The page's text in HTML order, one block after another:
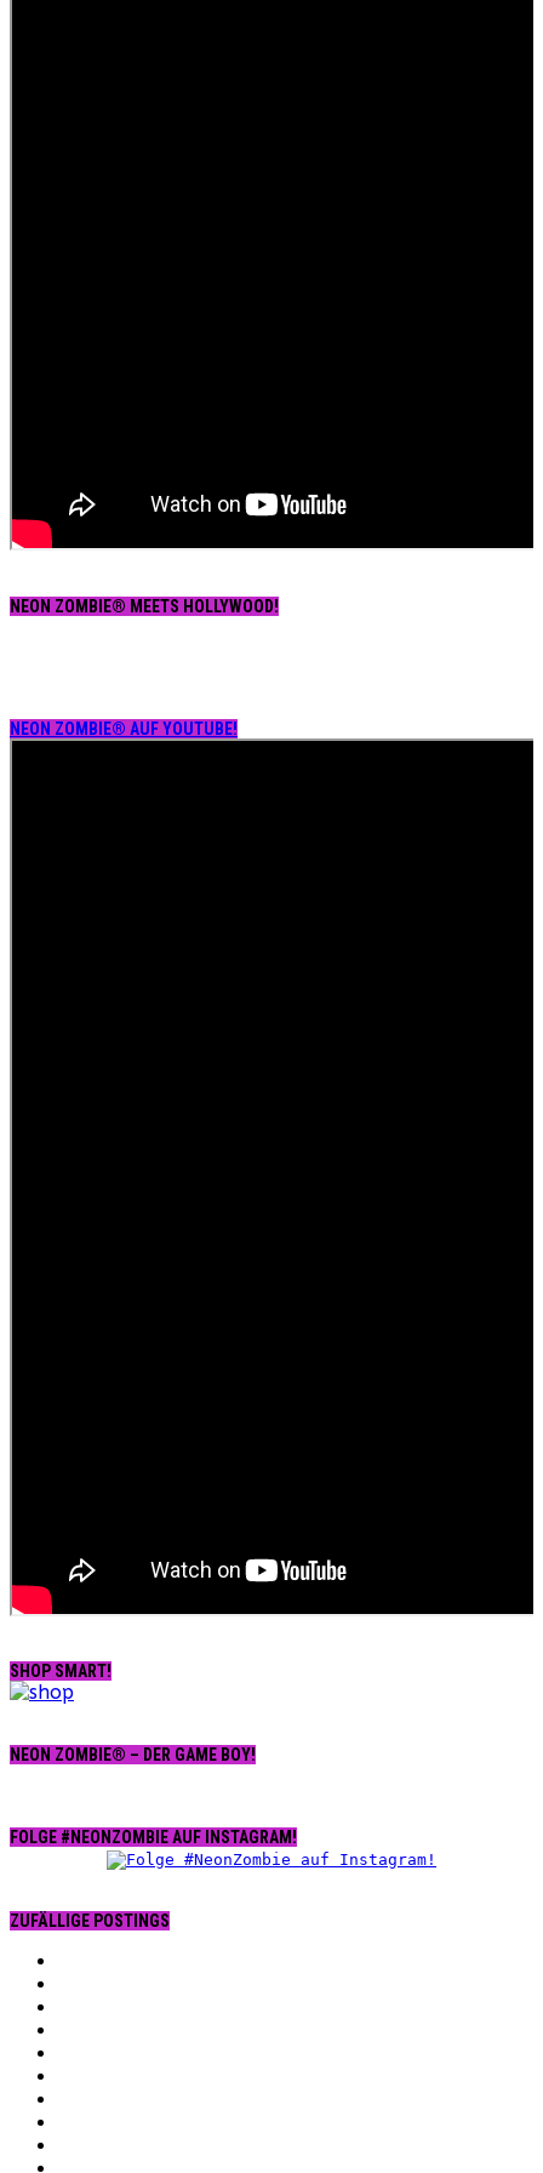
NEON ZOMBIE® MEETS HOLLYWOOD!
NEON ZOMBIE® AUF YOUTUBE!
SHOP SMART!
NEON ZOMBIE® – DER GAME BOY!
FOLGE #NEONZOMBIE AUF INSTAGRAM!
ZUFÄLLIGE POSTINGS